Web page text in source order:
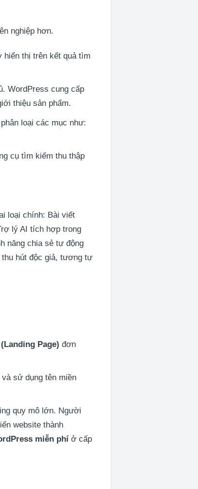
nghiệp hơn.
hiển thị trên kết quả tìm
WordPress cung cấp
thiệu sản phẩm.
loại các mục như:
cụ tìm kiếm thu thập
loại chính: Bài viết
lý AI tích hợp trong
năng chia sẻ tự động
thu hút độc giả, tương tự
Page) đơn
sử dụng tên miền
quy mô lớn. Người
website thành
miễn phí ở cấp